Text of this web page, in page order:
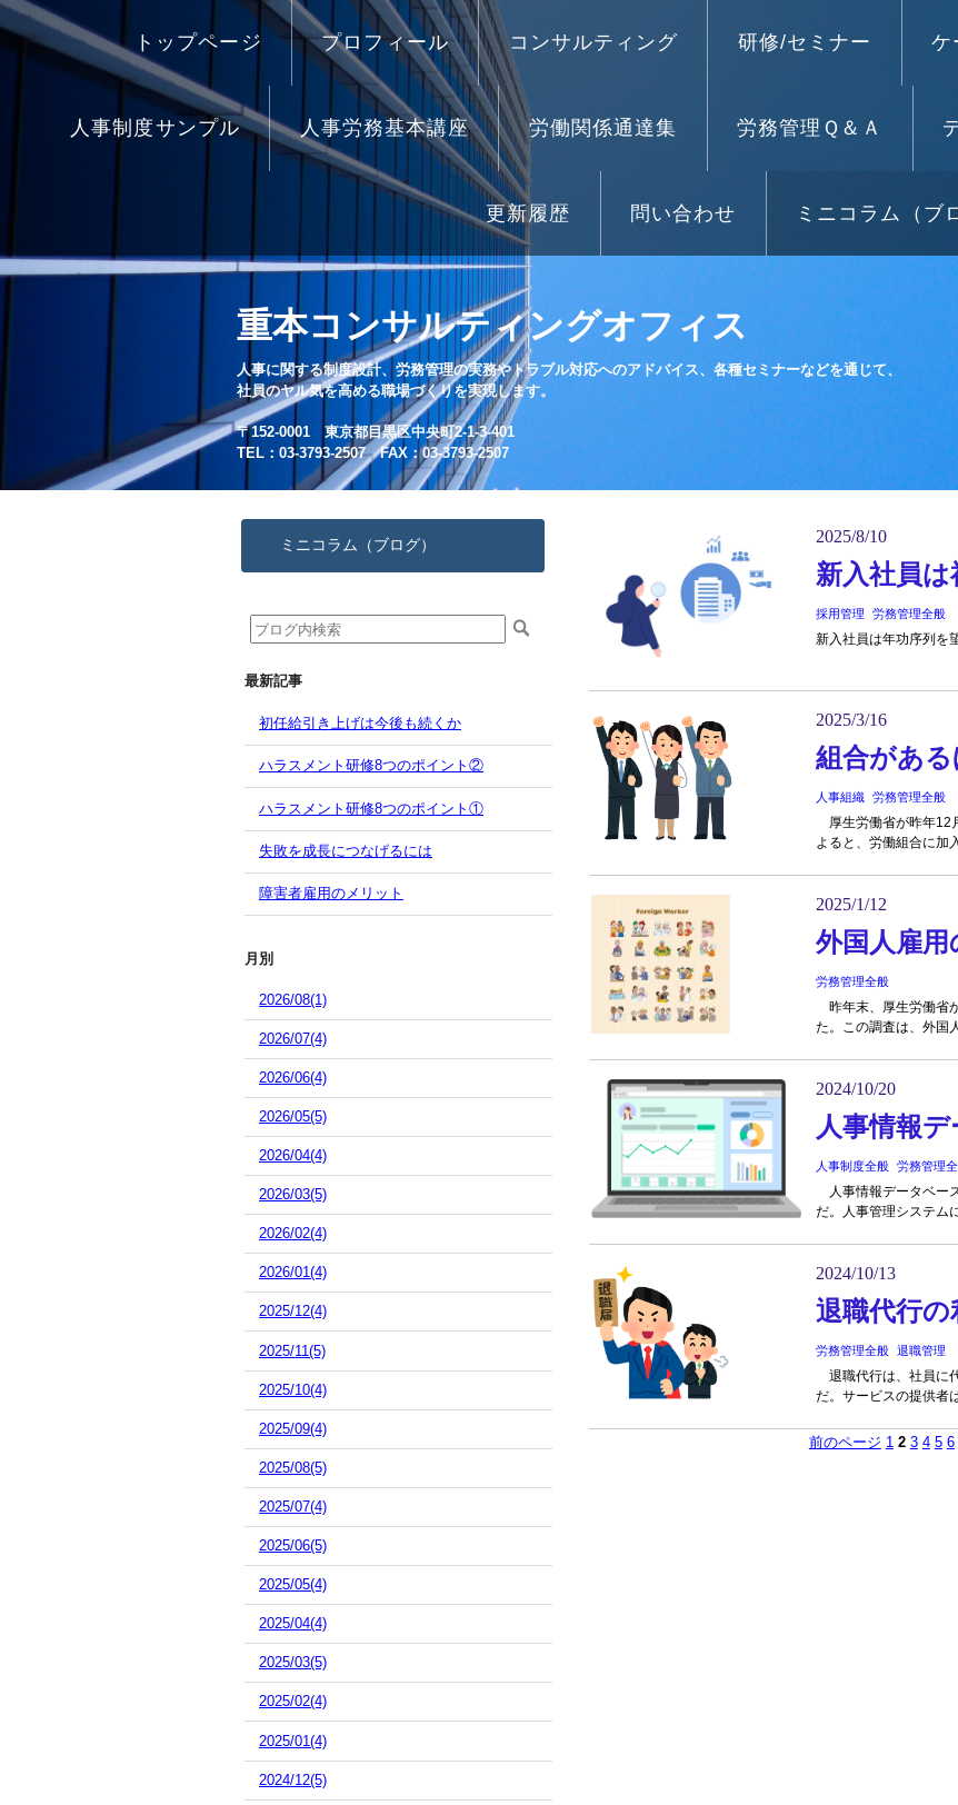
トップページ プロフィール コンサルティング 研修/セミナー ケ
人事制度サンプル 人事労務基本講座 労働関係通達集 労務管理Ｑ＆Ａ
更新履歴 問い合わせ ミニコラム（ブ
重本コンサルティングオフィス
人事に関する制度設計、労務管理の実務やトラブル対応へのアドバイス、各種セミナーなどを通じて、
社員のヤル気を高める職場づくりを実現します。
〒152-0001 東京都目黒区中央町2-1-3-401
TEL：03-3793-2507 FAX：03-3793-2507
ミニコラム（ブログ）
最新記事
初任給引き上げは今後も続くか
ハラスメント研修8つのポイント②
ハラスメント研修8つのポイント①
失敗を成長につなげるには
障害者雇用のメリット
月別
2026/08(1)
2026/07(4)
2026/06(4)
2026/05(5)
2026/04(4)
2026/03(5)
2026/02(4)
2026/01(4)
2025/12(4)
2025/11(5)
2025/10(4)
2025/09(4)
2025/08(5)
2025/07(4)
2025/06(5)
2025/05(4)
2025/04(4)
2025/03(5)
2025/02(4)
2025/01(4)
2024/12(5)
2025/8/10
新入社員
採用管理 労務管理全般
新入社員は年功序列を
2025/3/16
組合があ
人事組織 労務管理全般
厚生労働省が昨年12
よると、労働組合に加
2025/1/12
外国人雇用
労務管理全般
昨年末、厚生労働省
た。この調査は、外国
2024/10/20
人事情報
人事制度全般 労務管理
人事情報データベー
だ。人事管理システム
2024/10/13
退職代行の
労務管理全般 退職管理
退職代行は、社員に
だ。サービスの提供者
前のページ 1 2 3 4 5 6